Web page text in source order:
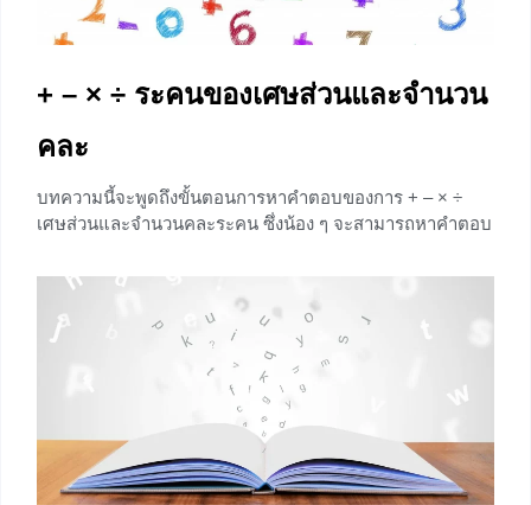
+ – × ÷ ระคนของเศษส่วนและจำนวน
คละ
บทความนี้จะพูดถึงขั้นตอนการหาคำตอบของการ + – × ÷
เศษส่วนและจำนวนคละระคน ซึ่งน้อง ๆ จะสามารถหาคำตอบ